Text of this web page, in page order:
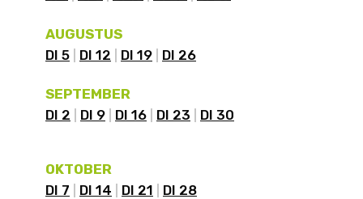
AUGUSTUS
DI 5
DI 12 DI 19 DI 26
SEPTEMBER
DI 2
DI 9 DI 16 DI 23 DI 30
OKTOBER
DI 7
DI 14 DI 21 DI 28